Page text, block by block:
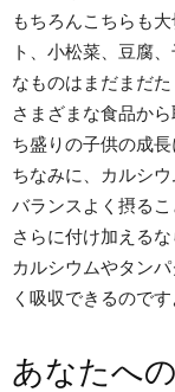
もちろんこちらも
ト、小松菜、豆腐
なものはまだまだた
さまざまな食品か
ち盛りの子供の成長
ちなみに、カルシ
バランスよく摂るこ
さらに付け加える
カルシウムやタン
く吸収できるのです
あなたへ